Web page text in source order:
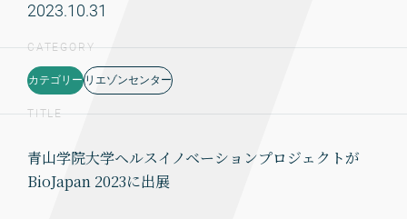
2023.10.31
CATEGORY
カテゴリー リエゾンセンター
TITLE
青山学院大学ヘルスイノベーションプロジェクトが
BioJapan 2023に出展